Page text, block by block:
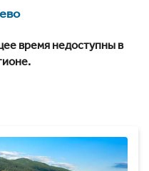
время недоступны в